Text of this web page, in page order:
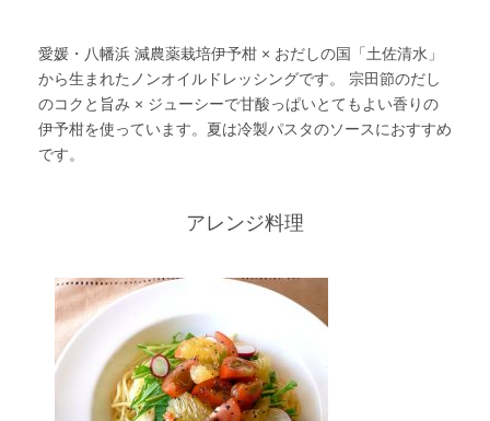
愛媛・八幡浜 減農薬栽培伊予柑 × おだしの国「土佐清水」
から生まれたノンオイルドレッシングです。 宗田節のだし
のコクと旨み × ジューシーで甘酸っぱいとてもよい香りの
伊予柑を使っています。夏は冷製パスタのソースにおすすめ
です。
アレンジ料理